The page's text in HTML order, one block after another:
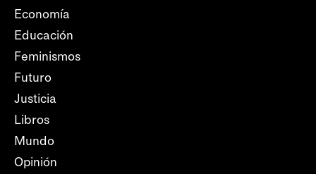
Economía
Educación
Feminismos
Futuro
Justicia
Libros
Mundo
Opinión